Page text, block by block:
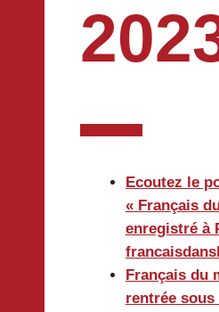
Ecoutez le
« Français
enregistré à
Français du
rentrée